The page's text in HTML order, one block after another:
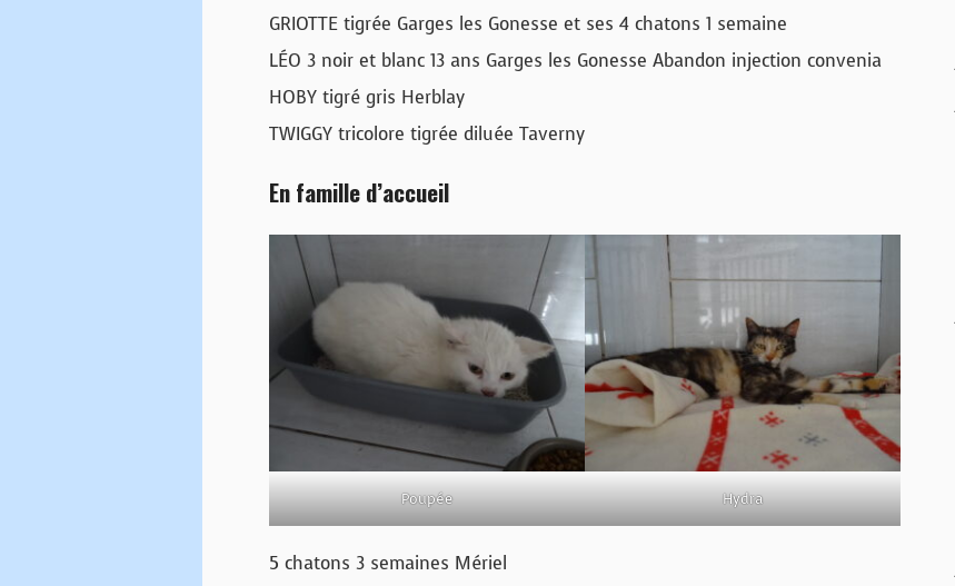
GRIOTTE tigrée Garges les Gonesse et ses 4 chatons 1 semaine
LÉO 3 noir et blanc 13 ans Garges les Gonesse Abandon injection convenia
HOBY tigré gris Herblay
TWIGGY tricolore tigrée diluée Taverny
En famille d’accueil
Poupée Hydra
5 chatons 3 semaines Mériel